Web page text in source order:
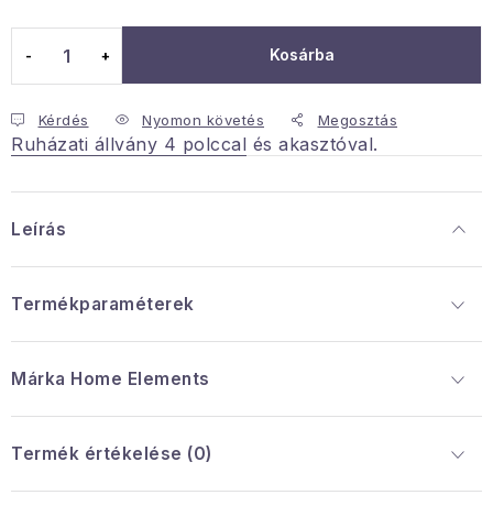
Hogyan kell panaszkodni / visszaadni az áruka
Kereskedelem feltételes
Információ a mellékletről
Kosárba
Kérdés Nyomon követés Megosztás
Ruházati állvány 4 polccal és akasztóval.
Leírás
Termékparaméterek
Márka Home Elements
Termék értékelése (0)